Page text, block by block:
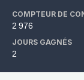
COMPTEUR DE
2 976
JOURS GAGNÉS
2